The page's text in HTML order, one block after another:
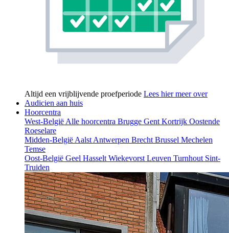
Altijd een vrijblijvende proefperiode Lees hier meer over
Audicien aan huis
Hoorcentra
West-België Alle hoorcentra Brugge Gent Kortrijk Oostende
Roeselare
Midden-België Aalst Antwerpen Brecht Brussel Mechelen
Temse
Oost-België Geel Hasselt Wiekevorst Leuven Turnhout Sint-
Truiden